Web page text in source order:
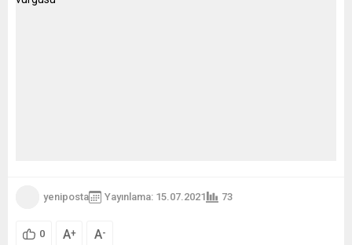
yeniposta Yayınlama: 15.07.2021 73
0 A+ A-